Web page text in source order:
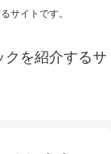
サイトです。
クを紹介するサ